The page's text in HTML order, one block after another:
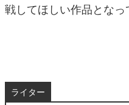
戦してほしい作品となっ
ライター